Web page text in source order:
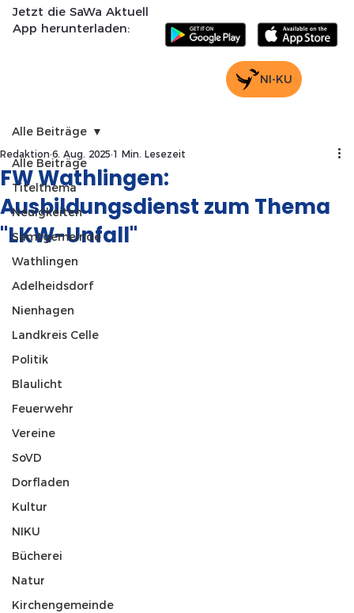
Jetzt die SaWa Aktuell
App herunterladen:
NI-KU
Alle Beiträge
Titelthema
Neuigkeiten
Samtgemeinde
Wathlingen
Adelheidsdorf
Nienhagen
Landkreis Celle
Politik
Blaulicht
Feuerwehr
Vereine
SoVD
Dorfladen
Kultur
NIKU
Bücherei
Natur
Kirchengemeinde
Alle Beiträge
FW Wathlingen:
Ausbildungsdienst zum Thema
"LKW-Unfall"
Redaktion 6. Aug. 2025 1 Min. Lesezeit